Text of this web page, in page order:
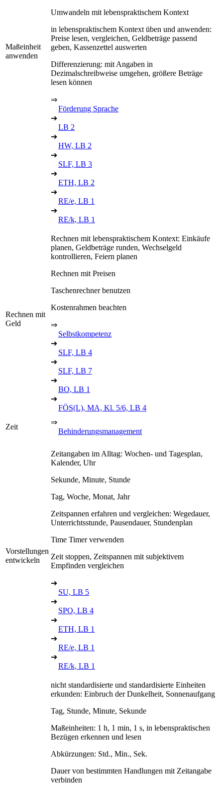
Maßeinheit
anwenden
Umwandeln mit lebenspraktischem Kontext
in lebenspraktischem Kontext üben und anwenden:
Preise lesen, vergleichen, Geldbeträge passend
geben, Kassenzettel auswerten
Differenzierung: mit Angaben in
Dezimalschreibweise umgehen, größere Beträge
lesen können
⇒
Förderung Sprache
➔
LB 2
➔
HW, LB 2
➔
SLF, LB 3
➔
ETH, LB 2
➔
RE/e, LB 1
➔
RE/k, LB 1
Rechnen mit
Geld
Rechnen mit lebenspraktischem Kontext: Einkäufe
planen, Geldbeträge runden, Wechselgeld
kontrollieren, Feiern planen
Rechnen mit Preisen
Taschenrechner benutzen
Kostenrahmen beachten
⇒
Selbstkompetenz
➔
SLF, LB 4
➔
SLF, LB 7
➔
BO, LB 1
➔
FÖS(L), MA, Kl. 5/6, LB 4
Zeit
⇒
Behinderungsmanagement
Vorstellungen
entwickeln
Zeitangaben im Alltag: Wochen- und Tagesplan,
Kalender, Uhr
Sekunde, Minute, Stunde
Tag, Woche, Monat, Jahr
Zeitspannen erfahren und vergleichen: Wegedauer,
Unterrichtsstunde, Pausendauer, Stundenplan
Time Timer verwenden
Zeit stoppen, Zeitspannen mit subjektivem
Empfinden vergleichen
➔
SU, LB 5
➔
SPO, LB 4
➔
ETH, LB 1
➔
RE/e, LB 1
➔
RE/k, LB 1
nicht standardisierte und standardisierte Einheiten
erkunden: Einbruch der Dunkelheit, Sonnenaufgang
Tag, Stunde, Minute, Sekunde
Maßeinheiten: 1 h, 1 min, 1 s, in lebenspraktischen
Bezügen erkennen und lesen
Abkürzungen: Std., Min., Sek.
Dauer von bestimmten Handlungen mit Zeitangabe
verbinden